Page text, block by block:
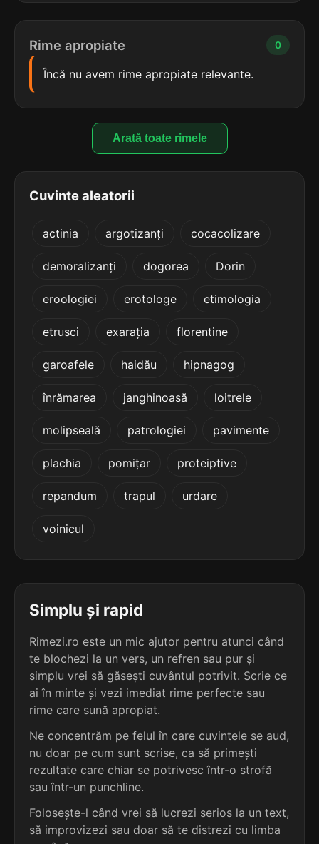
3 sil.
afazii
enterectazii
terminație: azii
12 lit.
colectazii
10 lit.
corectazii
hemoclazii
4 sil.
terminație: azii
metaplazii
4
pleiocazii
4
4 sil.
terminație: azii
terminație: azii
acondroplazii
4
terminație: azii
Rime apropiate 0
Încă nu avem rime apropiate relevante.
Arată toate rimele
Cuvinte aleatorii
actinia argotizanți cocacolizare
demoralizanți dogorea Dorin
eroologiei erotologe etimologia
etrusci exarația florentine
garoafele haidău hipnagog
înrămarea janghinoasă loitrele
molipseală patrologiei pavimente
plachia pomițar proteiptive
repandum trapul urdare
voinicul
Simplu și rapid
Rimezi.ro este un mic ajutor pentru atunci când
te blochezi la un vers, un refren sau pur și
simplu vrei să găsești cuvântul potrivit. Scrie ce
ai în minte și vezi imediat rime perfecte sau
rime care sună apropiat.
Ne concentrăm pe felul în care cuvintele se aud,
nu doar pe cum sunt scrise, ca să primești
rezultate care chiar se potrivesc într-o strofă
sau într-un punchline.
Folosește-l când vrei să lucrezi serios la un text,
să improvizezi sau doar să te distrezi cu limba